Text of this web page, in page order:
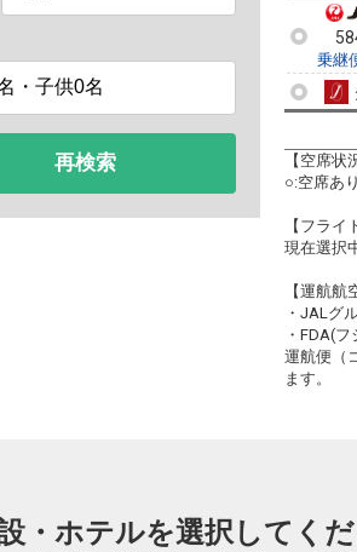
再検索
乗継
乗継
乗継
【空席状
○:空席あ
【フライ
現在選択
【運航航
・JALグ
・FDA(
運航便（
ます。
・ホテルを選択してく